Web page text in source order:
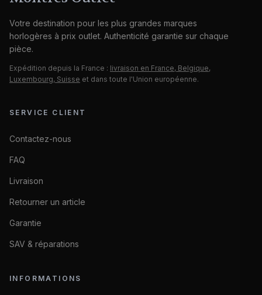
Votre destination pour les plus grandes marques
horlogères à prix outlet. Authenticité garantie sur chaque
pièce.
Expédition depuis la France : livraison en France, Belgique,
Luxembourg, Suisse et dans toute l'Union européenne.
SERVICE CLIENT
Contactez-nous
FAQ
Livraison
Retourner un article
Garantie
SAV & réparations
INFORMATIONS